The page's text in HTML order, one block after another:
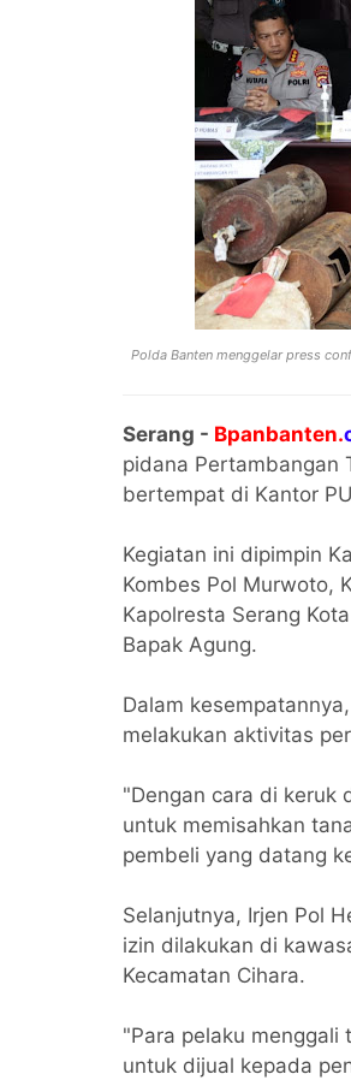
Polda Banten menggelar press
Serang - Bpanbanten.
pidana Pertambangan
bertempat di Kantor
Kegiatan ini dipimpin
Kombes Pol Murwoto,
Kapolresta Serang
Bapak Agung.
Dalam
melakukan aktivitas
"Dengan cara di keruk
untuk memisahkan
pembeli yang datang
Selanjutnya, Irjen Pol
izin dilakukan di
Kecamatan Cihara.
"Para pelaku menggali
untuk dijual kepada